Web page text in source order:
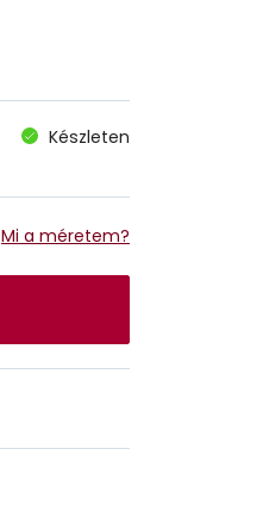
Készleten
Mi a méretem?